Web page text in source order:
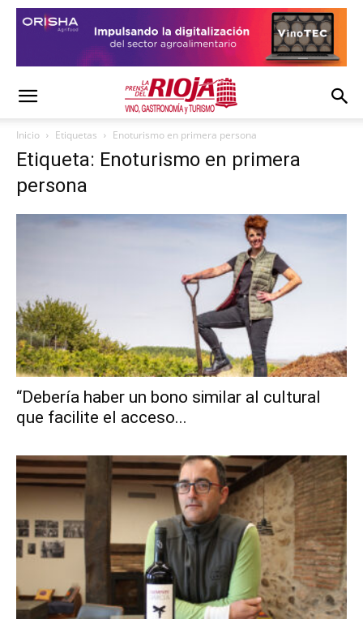
Inicio Etiquetas Enoturismo en primera persona
Etiqueta: Enoturismo en primera
persona
“Debería haber un bono similar al cultural
que facilite el acceso...